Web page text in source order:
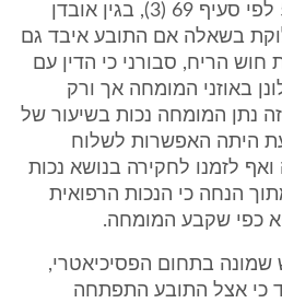
הטנטון התמידי ועוד 5% לפי סעיף 69 (3), בגין אובדן
בשאלה אם התובע איבד גם
הריח, סבורני כי הדין עם
באוזני המומחה אך ורק
זה נתן המומחה נכות בשיעור של
היתה האפשרות לשלוח
לזמנו לחקירה בנושא נכות
הנחה כי הנכות הרפואית
כפי שקבע המומחה.
בתחום הפסיכיאטרי,
כי אצל התובע התפתחה